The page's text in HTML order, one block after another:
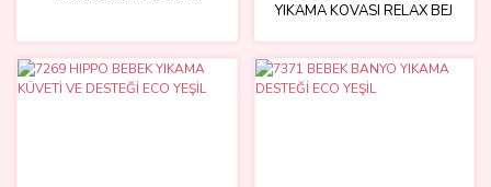
YIKAMA KOVASI RELAX BEJ